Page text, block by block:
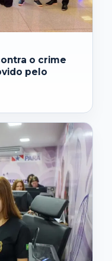
o crime
pelo